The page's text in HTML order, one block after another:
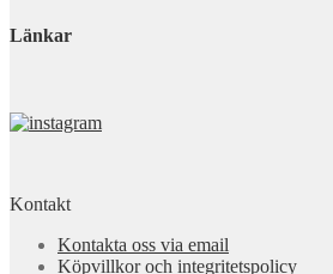
Länkar
Kontakt
Kontakta oss via email
Köpvillkor och integritetspolicy